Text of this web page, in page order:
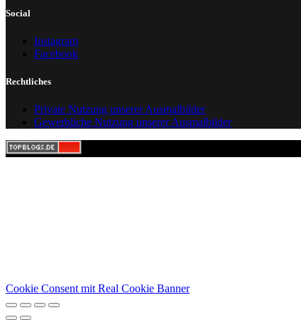
Social
Instagram
Facebook
Rechtliches
Private Nutzung unserer Ausmalbilder
Gewerbliche Nutzung unserer Ausmalbilder
Cookie Consent mit Real Cookie Banner